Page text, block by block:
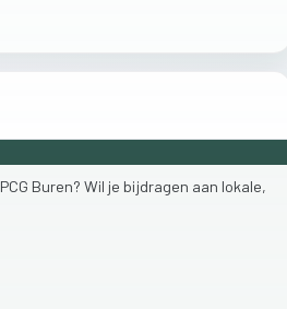
PCG Buren? Wil je bijdragen aan lokale,